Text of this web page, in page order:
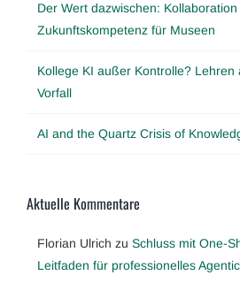
Der Wert dazwischen: Kollaboration
Zukunftskompetenz für Museen
Kollege KI außer Kontrolle? Lehren
Vorfall
AI and the Quartz Crisis of
Aktuelle Kommentare
Florian Ulrich zu Schluss mit One-
Leitfaden für professionelles